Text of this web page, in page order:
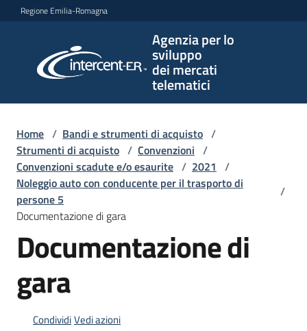
Vai al contenuto
Vai alla navigazione
Vai al footer
Regione Emilia-Romagna
Agenzia per lo
sviluppo
dei mercati
telematici
per lo
sviluppo
telematici
L'Agenzia
Bandi
strumenti
di
acquisto
Home / Bandi e strumenti di acquisto /
Strumenti di acquisto / Convenzioni /
Convenzioni scadute e/o esaurite / 2021 /
Noleggio auto con conducente per il trasporto di
persone 5
/
Documentazione di gara
Documentazione di
gara
CondividiVedi azioni